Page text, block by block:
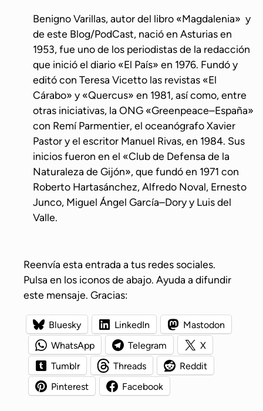
Benigno Varillas, autor del libro «Magdalenia» y
de este Blog/PodCast, nació en Asturias en
1953, fue uno de los periodistas de la redacción
que inició el diario «El País» en 1976. Fundó y
editó con Teresa Vicetto las revistas «El
Cárabo» y «Quercus» en 1981, así como, entre
otras iniciativas, la ONG «Greenpeace–España»
con Remí Parmentier, el oceanógrafo Xavier
Pastor y el escritor Manuel Rivas, en 1984. Sus
inicios fueron en el «Club de Defensa de la
Naturaleza de Gijón», que fundó en 1971 con
Roberto Hartasánchez, Alfredo Noval, Ernesto
Junco, Miguel Ángel García–Dory y Luis del
Valle.
Reenvía esta entrada a tus redes sociales.
Pulsa en los iconos de abajo. Ayuda a difundir
este mensaje. Gracias:
Bluesky LinkedIn
Mastodon
WhatsApp
Telegram
X
Tumblr
Threads
Reddit
Pinterest
Facebook